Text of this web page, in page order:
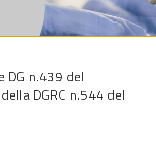
DG n.439 del
DGRC n.544 del